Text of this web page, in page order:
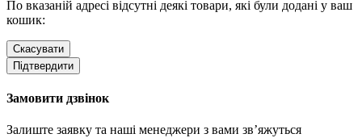
По вказаній адресі відсутні деякі товари, які були додані у ваш
кошик:
Скасувати
Підтвердити
Замовити дзвінок
Залиште заявку та наші менеджери з вами зв’яжуться